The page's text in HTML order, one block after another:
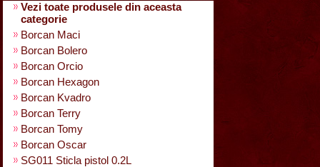
Vezi toate produsele din aceasta
categorie
Borcan Maci
Borcan Bolero
Borcan Orcio
Borcan Hexagon
Borcan Kvadro
Borcan Terry
Borcan Tomy
Borcan Oscar
SG011 Sticla pistol 0.2L